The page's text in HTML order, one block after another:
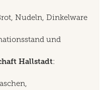
Nudeln, Dinkelware
und
Hallstadt: